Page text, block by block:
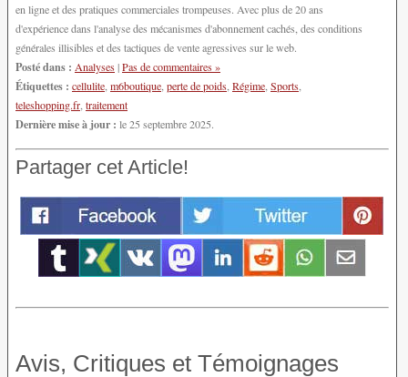
en ligne et des pratiques commerciales trompeuses. Avec plus de 20 ans
d'expérience dans l'analyse des mécanismes d'abonnement cachés, des conditions
générales illisibles et des tactiques de vente agressives sur le web.
Posté dans : Analyses|Pas de commentaires »
Étiquettes : cellulite m6boutique perte de poids Régime Sports
teleshopping.fr traitement
Dernière mise à jour : le 25 septembre 2025.
Partager cet Article!
Avis, Critiques et Témoignages